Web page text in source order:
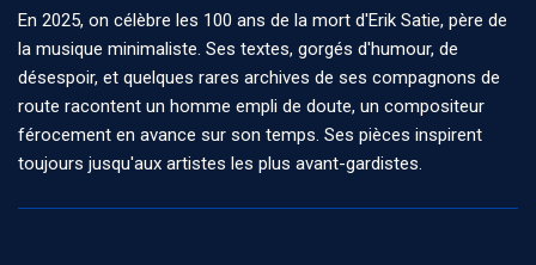
En 2025, on célèbre les 100 ans de la mort d'Erik Satie, père de
la musique minimaliste. Ses textes, gorgés d'humour, de
désespoir, et quelques rares archives de ses compagnons de
route racontent un homme empli de doute, un compositeur
férocement en avance sur son temps. Ses pièces inspirent
toujours jusqu'aux artistes les plus avant-gardistes.